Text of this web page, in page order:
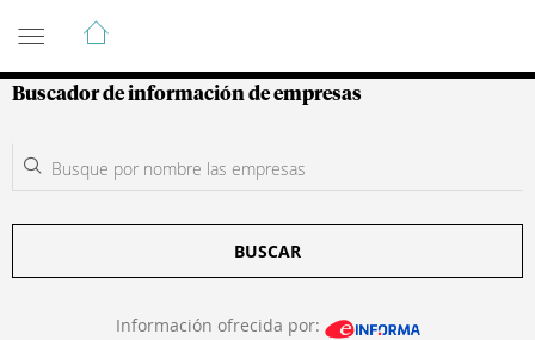
Guía de Empresas Colombianas
Buscador de información de empresas
BUSCAR
Información ofrecida por: